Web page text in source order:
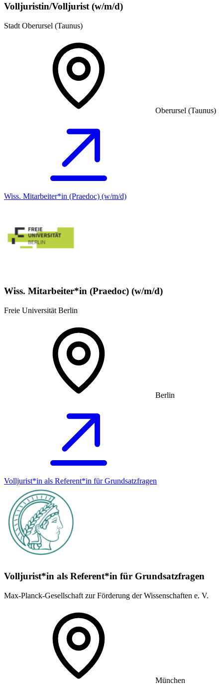
Volljuristin/Volljurist (w/m/d)
Stadt Oberursel (Taunus)
Oberursel (Taunus)
Wiss. Mitarbeiter*in (Praedoc) (w/m/d)
Wiss. Mitarbeiter*in (Praedoc) (w/m/d)
Freie Universität Berlin
Berlin
Volljurist*in als Referent*in für Grundsatz­fragen
Volljurist*in als Referent*in für Grundsatz­fragen
Max-Planck-Gesellschaft zur Förderung der Wissenschaften e. V.
München